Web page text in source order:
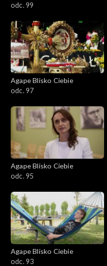
odc. 99
Agape Blisko Ciebie
odc. 97
Agape Blisko Ciebie
odc. 95
Agape Blisko Ciebie
odc. 93